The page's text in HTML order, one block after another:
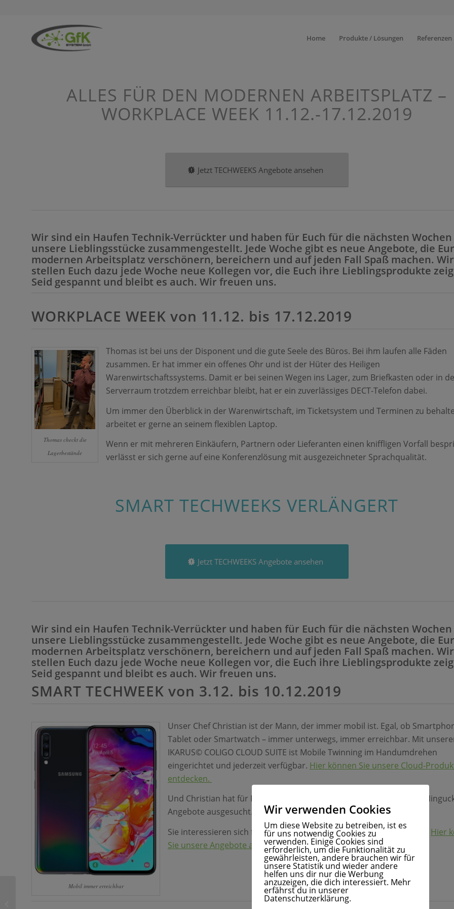
Home Produkte / Lösungen Referenzen
ALLES FÜR DEN MODERNEN ARBEITSPLATZ –
WORKPLACE WEEK 11.12.-17.12.2019
Jetzt TECHWEEKS Angebote ansehen
Wir sind ein Haufen Technik-Verrückter und haben für Euch für die nächsten Wochen
unsere Lieblingsstücke zusammengestellt. Jede Woche gibt es neue Angebote, die
modernen Arbeitsplatz verschönern, bereichern und auf jeden Fall Spaß machen. Wir
stellen Euch dazu jede Woche neue Kollegen vor, die Euch ihre Lieblingsprodukte
Seid gespannt und bleibt es auch. Wir freuen uns.
WORKPLACE WEEK von 11.12. bis 17.12.2019
Thomas checkt die
Lagerbestände
Thomas ist bei uns der Disponent und die gute Seele des Büros. Bei ihm laufen alle Fäden
zusammen. Er hat immer ein offenes Ohr und ist der Hüter des Heiligen
Warenwirtschaftssystems. Damit er bei seinen Wegen ins Lager, zum Briefkasten oder in
Serverraum trotzdem erreichbar bleibt, hat er ein zuverlässiges DECT-Telefon dabei.
Um immer den Überblick in der Warenwirtschaft, im Ticketsystem und Terminen zu
arbeitet er gerne an seinem flexiblen Laptop.
Wenn er mit mehreren Einkäufern, Partnern oder Lieferanten einen kniffligen Vorfall
verlässt er sich gerne auf eine Konferenzlösung mit ausgezeichneter Sprachqualität.
SMART TECHWEEKS VERLÄNGERT
Jetzt TECHWEEKS Angebote ansehen
Wir sind ein Haufen Technik-Verrückter und haben für Euch für die nächsten Wochen
unsere Lieblingsstücke zusammengestellt. Jede Woche gibt es neue Angebote, die
modernen Arbeitsplatz verschönern, bereichern und auf jeden Fall Spaß machen. Wir
stellen Euch dazu jede Woche neue Kollegen vor, die Euch ihre Lieblingsprodukte
Seid gespannt und bleibt es auch. Wir freuen uns.
SMART TECHWEEK von 3.12. bis 10.12.2019
Mobil immer erreichbar
Unser Chef Christian ist der Mann, der immer mobil ist. Egal, ob
Tablet oder Smartwatch – immer unterwegs, immer erreichbar. Mit
IKARUS© COLIGO CLOUD SUITE ist Mobile Twinning im Handumdrehen
eingerichtet und jederzeit verfügbar. Hier können Sie unsere Cloud-
entdecken.
Und Christian hat für Euch in der SMART TECHWEEK ein paar echte
Angebote ausgesucht.
Sie interessieren sich für Smartphones, Tablets oder Smartwatches? Hier
Sie unsere Angebote ansehen.
Wir verwenden Cookies
Um diese Website zu betreiben, ist es
für uns notwendig Cookies zu
verwenden. Einige Cookies sind
erforderlich, um die Funktionalität zu
gewährleisten, andere brauchen wir für
unsere Statistik und wieder andere
helfen uns dir nur die Werbung
anzuzeigen, die dich interessiert. Mehr
erfährst du in unserer
Datenschutzerklärung.